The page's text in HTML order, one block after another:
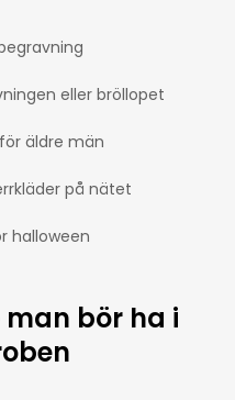
eller bröllopet
äldre män
på nätet
halloween
bör ha i